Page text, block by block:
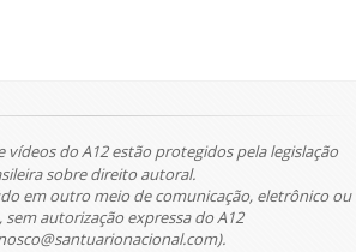
vídeos do A12 estão protegidos pela legislação
sobre direito autoral.
em outro meio de comunicação, eletrônico ou
sem autorização expressa do A12